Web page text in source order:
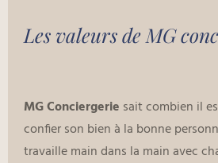
Les valeurs de MG
MG Conciergerie sait combien il
confier son bien à la bonne
travaille main dans la main avec